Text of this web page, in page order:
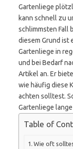
Gartenliege
kann schnell zu
schlimmsten Fall
diesem Grund ist
Gartenliege in
und bei Bedarf
Artikel an. Er
wie häufig diese
achten solltest.
Gartenliege
Table of
Wie oft